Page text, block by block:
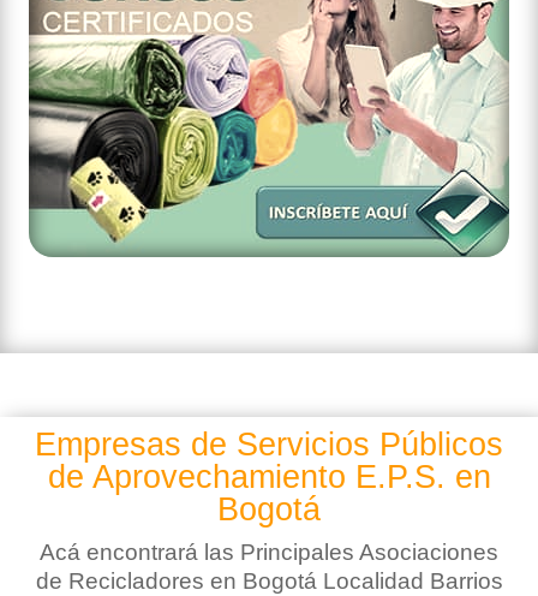
Empresas de Servicios Públicos
de Aprovechamiento E.P.S. en
Bogotá
Acá encontrará las Principales Asociaciones
de Recicladores en Bogotá Localidad Barrios